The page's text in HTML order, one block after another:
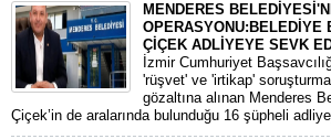
MENDERES
OPERASYONU:BELEDİYE
ÇİÇEK ADLİYEYE SEVK
​İzmir Cumhuriyet
'rüşvet' ve 'irtikap'
gözaltına alınan Menderes
Çiçek’in de aralarında bulunduğu 16 şüpheli